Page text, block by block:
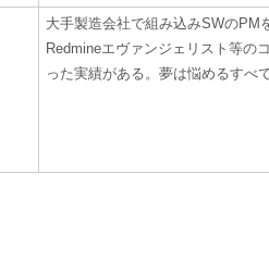
大手製造会社で組み込みSWのPM
Redmineエヴァンジェリスト等の
った実績がある。夢は悩めるすべ